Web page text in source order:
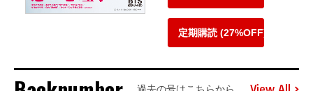
定期購読 (27%OFF)